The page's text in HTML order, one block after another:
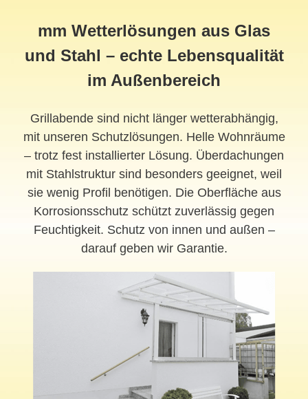
mm Wetterlösungen aus Glas
und Stahl – echte Lebensqualität
im Außenbereich
Grillabende sind nicht länger wetterabhängig,
mit unseren Schutzlösungen. Helle Wohnräume
– trotz fest installierter Lösung. Überdachungen
mit Stahlstruktur sind besonders geeignet, weil
sie wenig Profil benötigen. Die Oberfläche aus
Korrosionsschutz schützt zuverlässig gegen
Feuchtigkeit. Schutz von innen und außen –
darauf geben wir Garantie.